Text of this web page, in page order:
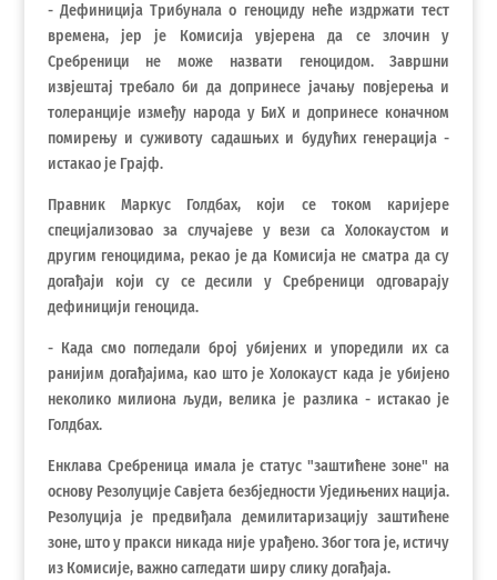
- Дефиниција Трибунала о геноциду неће издржати тест
времена, јер је Комисија увјерена да се злочин у
Сребреници не може назвати геноцидом. Завршни
извјештај требало би да допринесе јачању повјерења и
толеранције између народа у БиХ и допринесе коначном
помирењу и суживоту садашњих и будућих генерација -
истакао је Грајф.
Правник Маркус Голдбах, који се током каријере
специјализовао за случајеве у вези са Холокаустом и
другим геноцидима, рекао је да Комисија не сматра да су
догађаји који су се десили у Сребреници одговарају
дефиницији геноцида.
- Када смо погледали број убијених и упоредили их са
ранијим догађајима, као што је Холокауст када је убијено
неколико милиона људи, велика је разлика - истакао је
Голдбах.
Енклава Сребреница имала је статус "заштићене зоне" на
основу Резолуције Савјета безбједности Уједињених нација.
Резолуција је предвиђала демилитаризацију заштићене
зоне, што у пракси никада није урађено. Због тога је, истичу
из Комисије, важно сагледати ширу слику догађаја.